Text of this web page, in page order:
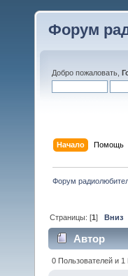
Форум
Добро пожаловать,
Начало Помощь
Форум
Страницы: [1]Вниз
Автор
0 Пользователей и 1